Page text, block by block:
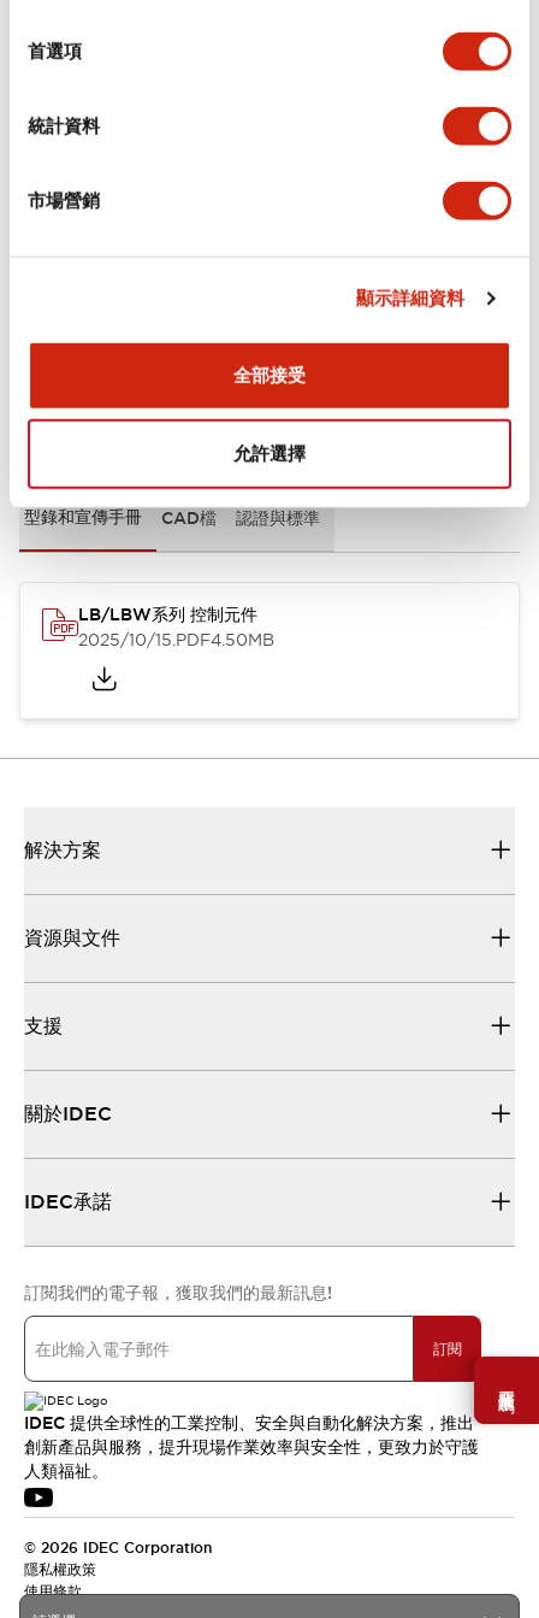
首選項
統計資料
市場營銷
顯示詳細資料
全部接受
允許選擇
需要幫助嗎？
文件和檔案
型錄和宣傳手冊 CAD檔 認證與標準
LB/LBW系列 控制元件
2025/10/15.PDF4.50MB
解決方案
資源與文件
支援
關於IDEC
IDEC承諾
訂閱我們的電子報，獲取我們的最新訊息!
訂閱
IDEC 提供全球性的工業控制、安全與自動化解決方案，推出
創新產品與服務，提升現場作業效率與安全性，更致力於守護
人類福祉。
© 2026 IDEC Corporation
隱私權政策
使用條款